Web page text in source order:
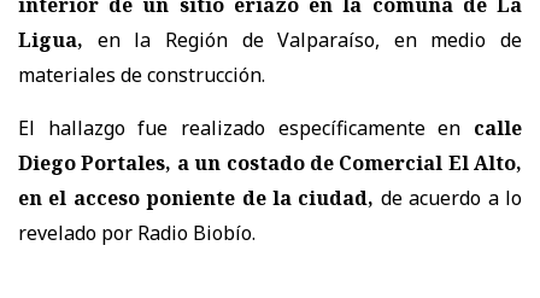
Ligua, en la Región de Valparaíso, en medio de
materiales de construcción.
El hallazgo fue realizado específicamente en calle
Diego Portales, a un costado de Comercial El Alto,
en el acceso poniente de la ciudad, de acuerdo a lo
revelado por Radio Biobío.